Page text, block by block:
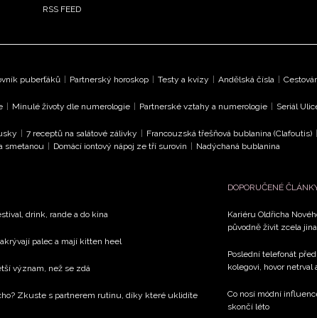
RSS FEED
puberťáků | Partnerský horoskop | Testy a kvízy | Andělská čísla |
| Minulé životy dle numerologie | Partnerské vztahy a numerologie | Seriál
| 7 receptů na salátové zálivky | Francouzská třešňová bublanina (Clafoutis) |
smetanou | Domácí iontový nápoj ze tří surovin | Nadýchaná bublanina
drink, rande a do kina
palec a mají kitten heel
význam, než se zdá
Zkuste s partnerem rutinu, díky které uklidíte
DOPORUČENÉ
Kariéru Oldřicha
původně živit zcela
Poslední telefonát
kolegovi, hovor netrval
Co nosí módní
skončí léto